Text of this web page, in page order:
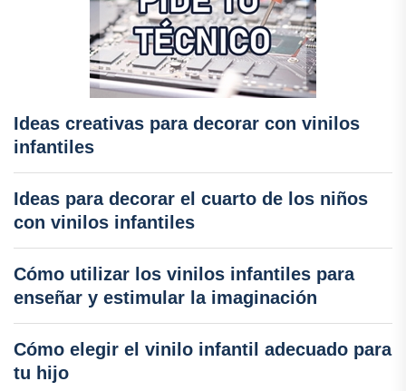
Ideas creativas para decorar con vinilos
infantiles
Ideas para decorar el cuarto de los niños
con vinilos infantiles
Cómo utilizar los vinilos infantiles para
enseñar y estimular la imaginación
Cómo elegir el vinilo infantil adecuado para
tu hijo